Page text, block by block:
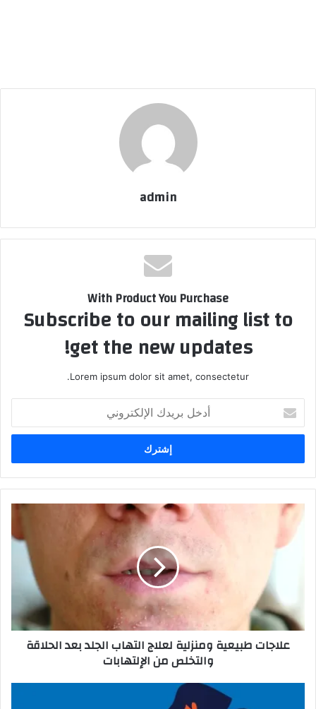
admin
With Product You Purchase
Subscribe to our mailing list to
get the new updates!
Lorem ipsum dolor sit amet, consectetur.
بريدك
الإلكتروني
علاجات طبيعية ومنزلية لعلاج التهاب الجلد بعد الحلاقة
والتخلص من الإلتهابات